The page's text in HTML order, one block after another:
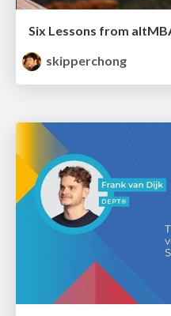
Six Lessons from
skipperchong